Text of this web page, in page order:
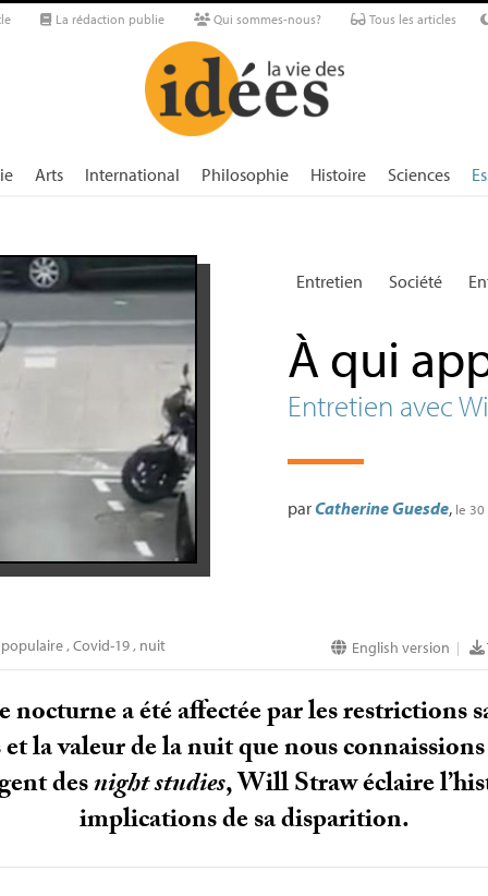
La rédaction publie Qui sommes-nous? Tous les articles
Arts International Philosophie Histoire Sciences
Entretien Société
À qui
Entretien avec
parCatherine Guesde, le
English version |
,Covid-19, nuit
a été affectée par les restrictions
la valeur de la nuit que nous
desnight studies, Will Straw éclaire
implications de sa disparition.